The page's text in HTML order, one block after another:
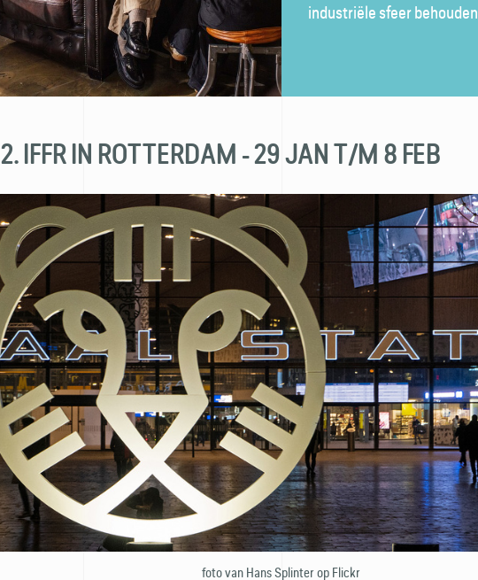
industriële sfeer
2. IFFR IN ROTTERDAM - 29 JAN T/M 8 FEB
foto van Hans Splinter op Flickr